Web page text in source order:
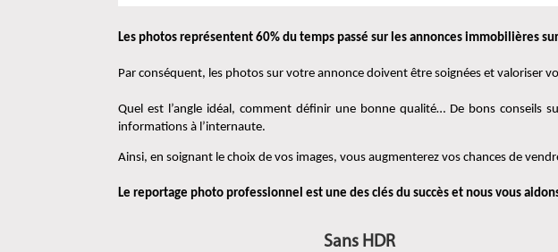
Les photos représentent 60% du temps passé sur les annonces immobilières
Par conséquent, les photos sur votre annonce doivent être soignées et valoriser
Quel est l’angle idéal, comment définir une bonne qualité… De bons
informations à l’internaute.
Ainsi, en soignant le choix de vos images, vous augmenterez vos chances de
Le reportage photo professionnel est une des clés du succès et nous vous
Sans HDR